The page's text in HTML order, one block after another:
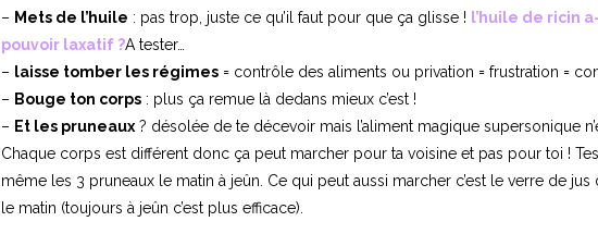
– Mets de l’huile : pas trop, juste ce qu’il faut pour que ça glisse ! l’huile de ricin
pouvoir laxatif ?A tester…
– laisse tomber les régimes = contrôle des aliments ou privation = frustration =
– Bouge ton corps : plus ça remue là dedans mieux c’est !
– Et les pruneaux ? désolée de te décevoir mais l’aliment magique supersonique
Chaque corps est différent donc ça peut marcher pour ta voisine et pas pour toi !
même les 3 pruneaux le matin à jeûn. Ce qui peut aussi marcher c’est le verre de jus
le matin (toujours à jeûn c’est plus efficace).